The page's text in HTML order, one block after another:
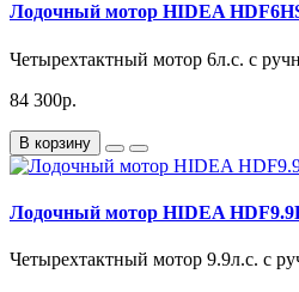
Лодочный мотор HIDEA
Четырехтактный мотор 6л.с. с
84 300р.
В корзину
Лодочный мотор HIDEA
Четырехтактный мотор 9.9л.с. с